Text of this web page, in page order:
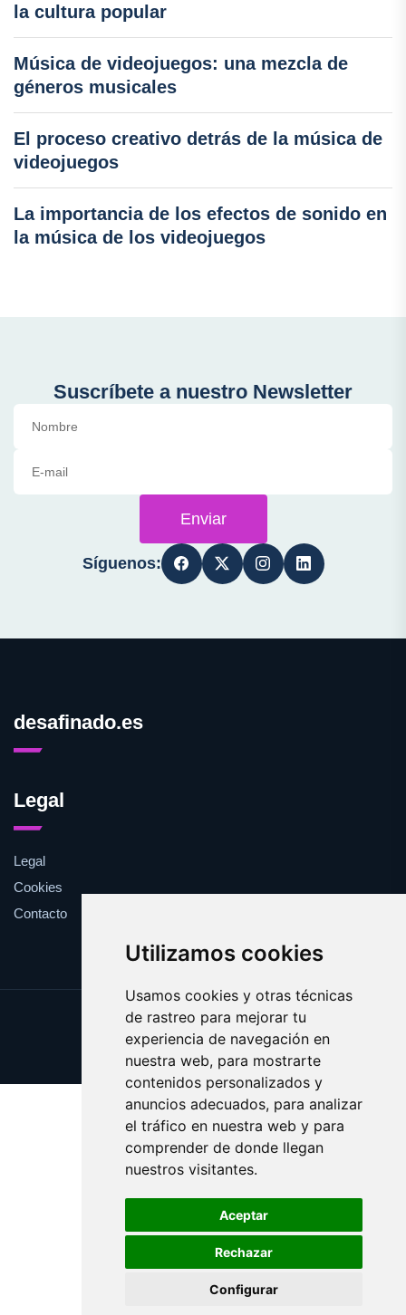
Utilizamos cookies
Usamos cookies y otras técnicas
de rastreo para mejorar tu
experiencia de navegación en
nuestra web, para mostrarte
contenidos personalizados y
anuncios adecuados, para analizar
el tráfico en nuestra web y para
comprender de donde llegan
nuestros visitantes.
Aceptar
Rechazar
Configurar
la cultura popular
Música de videojuegos: una mezcla de
géneros musicales
El proceso creativo detrás de la música de
videojuegos
La importancia de los efectos de sonido en
la música de los videojuegos
Suscríbete a nuestro Newsletter
Enviar
Síguenos:
desafinado.es
Legal
Legal
Cookies
Contacto
Update cookies preferences
Copyright © 2025 desafinado.es